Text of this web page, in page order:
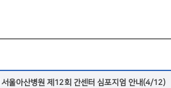
서울아산병원 제12회 간센터 심포지엄 안내(4/12)